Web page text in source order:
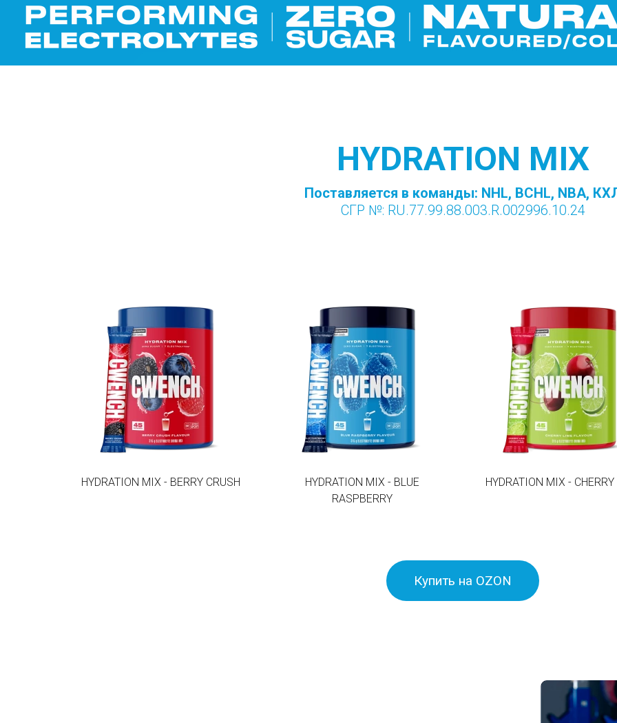
HYDRATION MIX
Поставляется в команды: NHL, BCHL, NBA,
СГР №: RU.77.99.88.003.R.002996.10.24
HYDRATION MIX - BERRY CRUSH
HYDRATION MIX - BLUE
RASPBERRY
HYDRATION MIX -
Купить на OZON